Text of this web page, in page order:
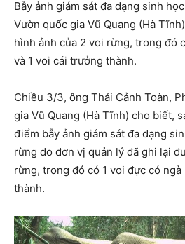
Bẫy ảnh giám sát đa dạng sinh
Vườn quốc gia Vũ Quang (Hà
hình ảnh của 2 voi rừng, trong đó
và 1 voi cái trưởng thành.
Chiều 3/3, ông Thái Cảnh Toàn,
gia Vũ Quang (Hà Tĩnh) cho biết,
điểm bẫy ảnh giám sát đa dạng
rừng do đơn vị quản lý đã ghi lại
rừng, trong đó có 1 voi đực có
thành.